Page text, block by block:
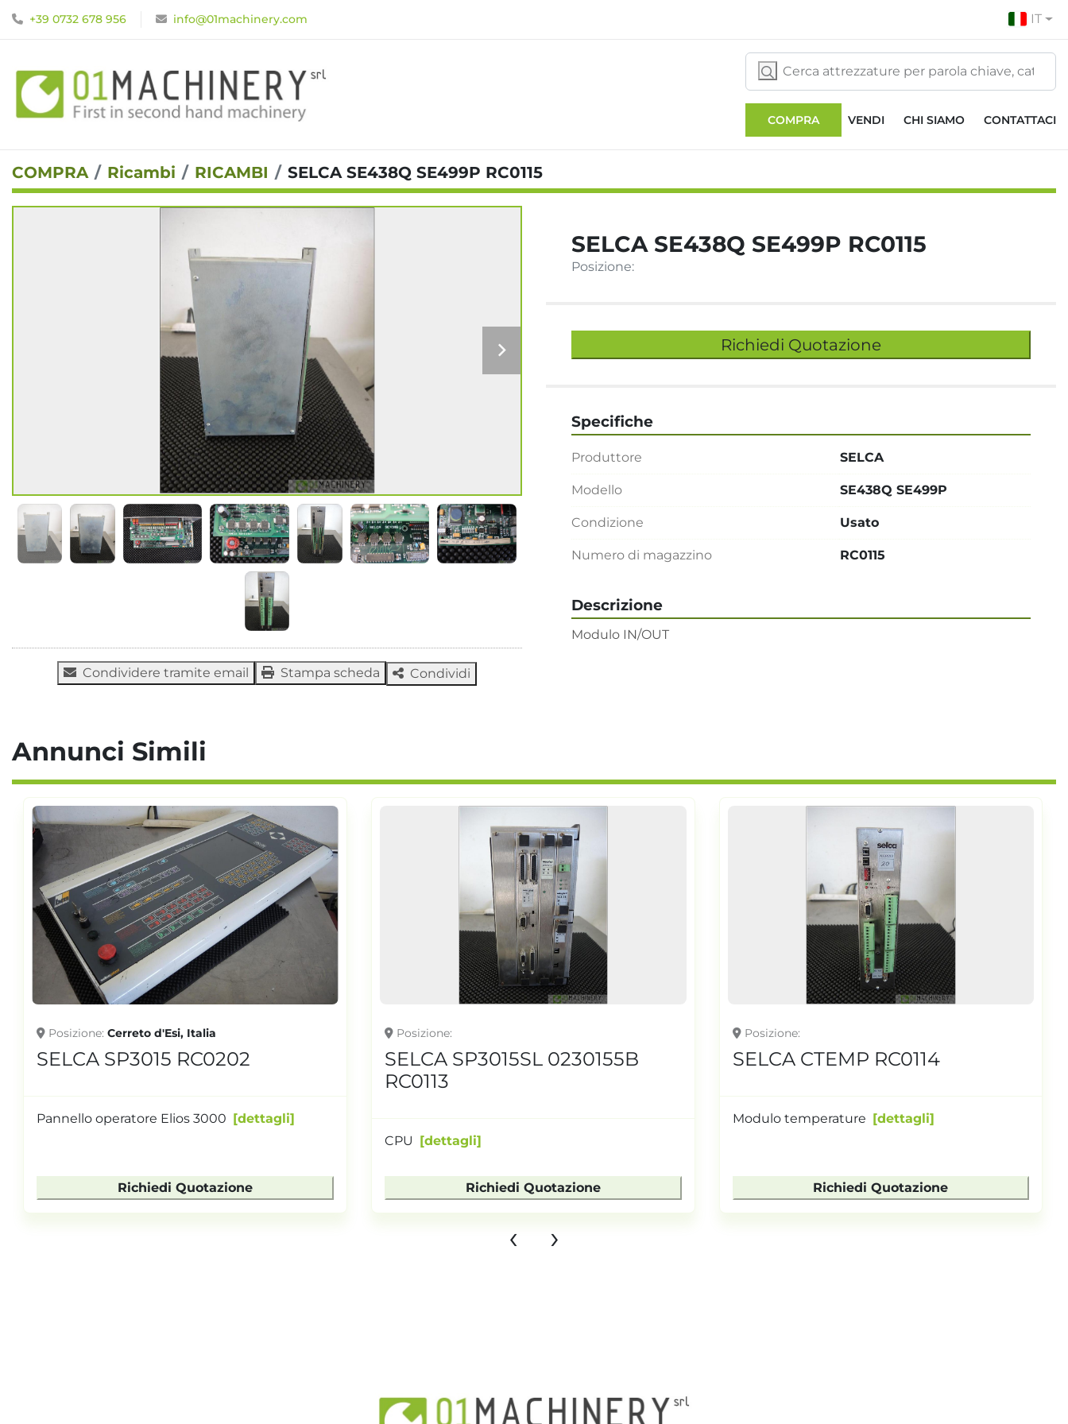
+39 0732 678 956 info@01machinery.com IT
COMPRA VENDI CHI SIAMO CONTATTACI
COMPRA Ricambi RICAMBI SELCA SE438Q SE499P RC0115
Condividere tramite email Stampa scheda Condividi
SELCA SE438Q SE499P RC0115
Posizione:
Richiedi Quotazione
Descrizione
Modulo IN/OUT
Specifiche
Produttore SELCA
Modello SE438Q SE499P
Condizione Usato
Numero di magazzino RC0115
Annunci Simili
Posizione Cerreto d'Esi, Italia
SELCA SP3015 RC0202
Pannello operatore Elios 3000 dettagli
Richiedi Quotazione
Posizione
SELCA SP3015SL 0230155B
RC0113
CPU dettagli
Richiedi Quotazione
Posizione
SELCA CTEMP RC0114
Modulo temperature dettagli
Richiedi Quotazione
‹ ›